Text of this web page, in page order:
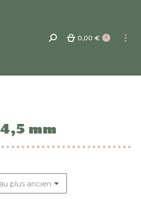
Recherche
0,00 € 0
4,5 mm